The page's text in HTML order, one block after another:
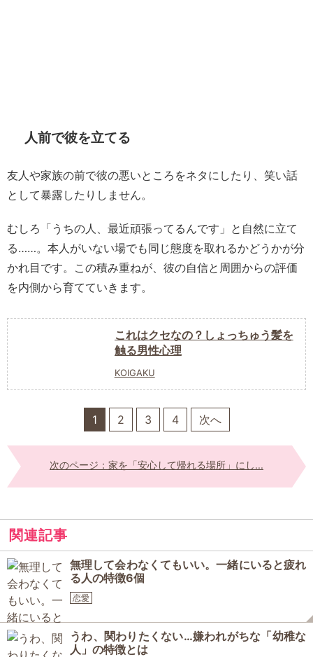
人前で彼を立てる
友人や家族の前で彼の悪いところをネタにしたり、笑い話
として暴露したりしません。
むしろ「うちの人、最近頑張ってるんです」と自然に立て
る……。本人がいない場でも同じ態度を取れるかどうかが分
かれ目です。この積み重ねが、彼の自信と周囲からの評価
を内側から育てていきます。
これはクセなの？しょっちゅう髪を
触る男性心理
KOIGAKU
1 2 3 4 次へ
次のページ：家を「安心して帰れる場所」にし...
関連記事
無理して会わなくてもいい。一緒にいると疲れ
る人の特徴6個
恋愛
うわ、関わりたくない…嫌われがちな「幼稚な
人」の特徴とは